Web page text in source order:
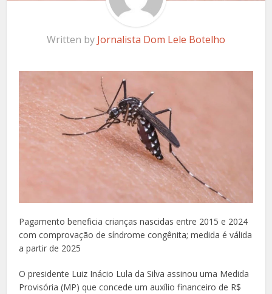
Written by Jornalista Dom Lele Botelho
Pagamento beneficia crianças nascidas entre 2015 e 2024
com comprovação de síndrome congênita; medida é válida
a partir de 2025
O presidente Luiz Inácio Lula da Silva assinou uma Medida
Provisória (MP) que concede um auxílio financeiro de R$